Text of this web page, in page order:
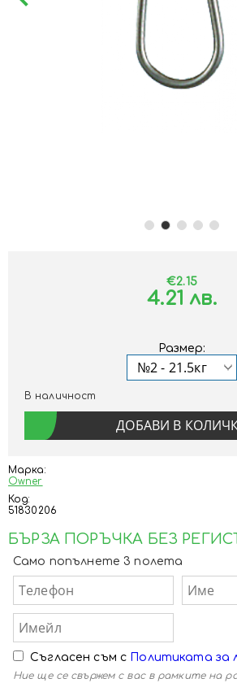
Марка:
Owner
Код:
51830206
БЪРЗА ПОРЪЧКА БЕЗ
Само попълнете 3 полета
Съгласен съм с Политиката за
Ние ще се свържем с вас в рамките на
€2.15
4.21 лв.
Размер:
В наличност